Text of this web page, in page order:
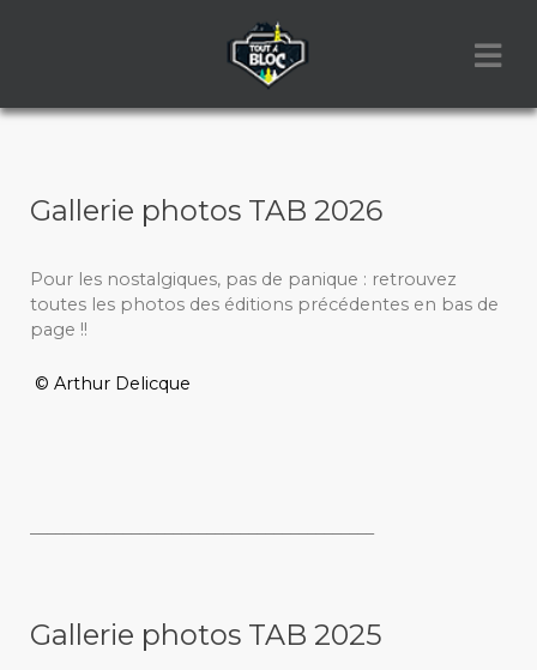
Gallerie photos TAB 2026
Pour les nostalgiques, pas de panique : retrouvez
toutes les photos des éditions précédentes en bas de
page !!
© Arthur Delicque
Gallerie photos TAB 2025